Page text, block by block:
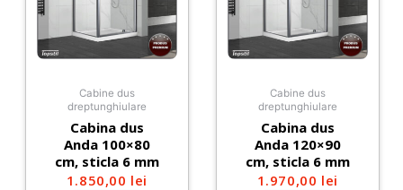
Cabine dus
dreptunghiulare
Cabina dus
Anda 100×80
cm, sticla 6 mm
1.850,00 lei
Cabine dus
dreptunghiulare
Cabina dus
Anda 120×90
cm, sticla 6 mm
1.970,00 lei